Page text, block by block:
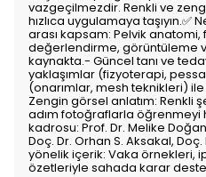
vazgeçilmezdir. Renkli ve
hızlıca uygulamaya taşıyın.✅
arası kapsam: Pelvik
değerlendirme, görüntüleme
kaynakta.- Güncel tanı ve
yaklaşımlar (fizyoterapi,
(onarımlar, mesh teknikleri)
Zengin görsel anlatım: Renkli
adım fotoğraflarla öğrenmeyi
kadrosu: Prof. Dr. Melike
Doç. Dr. Orhan S. Aksakal,
yönelik içerik: Vaka örnekleri,
özetleriyle sahada karar